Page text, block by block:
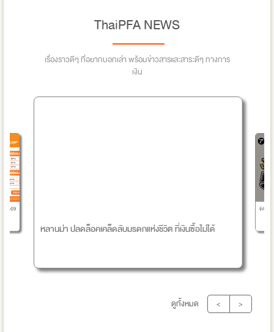
ThaiPFA NEWS
เรื่องราวดีๆ ที่อยากบอกเล่า พร้อมข่าวสารและสาระดีๆ ทางการ
เงิน
ปี 2569
หลานม่า ปลดล็อคเคล็ดลับมรดกแห่งชีวิต ที่เงินซื้อไม่ได้
จัดพอร์
ดูทั้งหมด < >